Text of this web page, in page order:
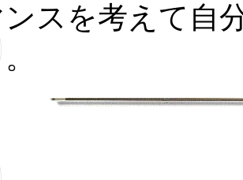
ンスを考えて自